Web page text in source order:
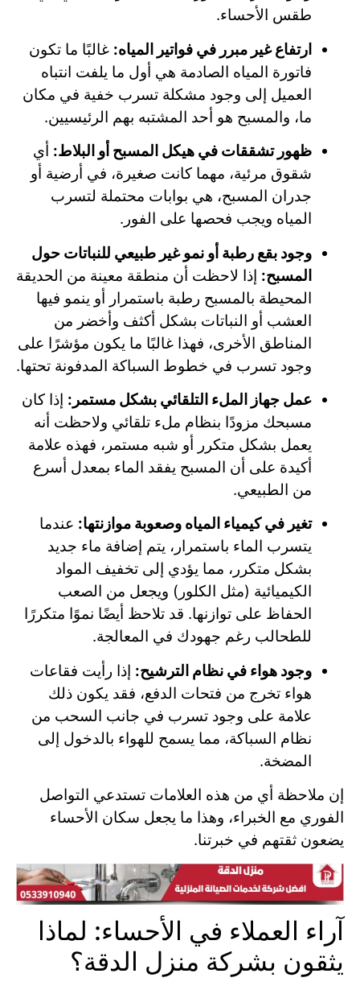
طقس الأحساء.
ارتفاع غير مبرر في فواتير المياه: غالبًا ما تكون
فاتورة المياه الصادمة هي أول ما يلفت انتباه
العميل إلى وجود مشكلة تسرب خفية في مكان
ما، والمسبح هو أحد المشتبه بهم الرئيسيين.
ظهور تشققات في هيكل المسبح أو البلاط: أي
شقوق مرئية، مهما كانت صغيرة، في أرضية أو
جدران المسبح، هي بوابات محتملة لتسرب
المياه ويجب فحصها على الفور.
وجود بقع رطبة أو نمو غير طبيعي للنباتات حول
المسبح: إذا لاحظت أن منطقة معينة من الحديقة
المحيطة بالمسبح رطبة باستمرار أو ينمو فيها
العشب أو النباتات بشكل أكثف وأخضر من
المناطق الأخرى، فهذا غالبًا ما يكون مؤشرًا على
وجود تسرب في خطوط السباكة المدفونة تحتها.
عمل جهاز الملء التلقائي بشكل مستمر: إذا كان
مسبحك مزودًا بنظام ملء تلقائي ولاحظت أنه
يعمل بشكل متكرر أو شبه مستمر، فهذه علامة
أكيدة على أن المسبح يفقد الماء بمعدل أسرع
من الطبيعي.
تغير في كيمياء المياه وصعوبة موازنتها: عندما
يتسرب الماء باستمرار، يتم إضافة ماء جديد
بشكل متكرر، مما يؤدي إلى تخفيف المواد
الكيميائية (مثل الكلور) ويجعل من الصعب
الحفاظ على توازنها. قد تلاحظ أيضًا نموًا متكررًا
للطحالب رغم جهودك في المعالجة.
وجود هواء في نظام الترشيح: إذا رأيت فقاعات
هواء تخرج من فتحات الدفع، فقد يكون ذلك
علامة على وجود تسرب في جانب السحب من
نظام السباكة، مما يسمح للهواء بالدخول إلى
المضخة.
إن ملاحظة أي من هذه العلامات تستدعي التواصل
الفوري مع الخبراء، وهذا ما يجعل سكان الأحساء
يضعون ثقتهم في خبرتنا.
آراء العملاء في الأحساء: لماذا
يثقون بشركة منزل الدقة؟